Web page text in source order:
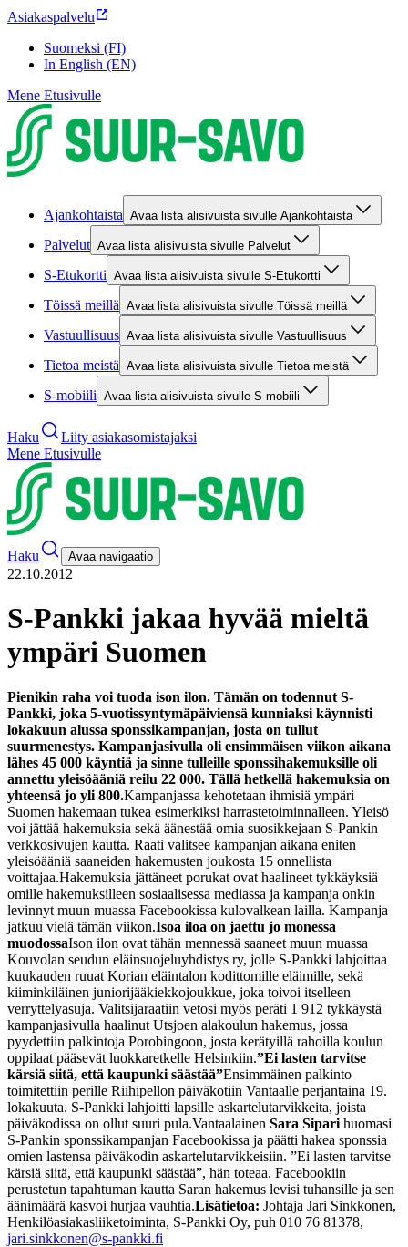
Asiakaspalvelu
Suomeksi (FI)
In English (EN)
Mene Etusivulle
Ajankohtaista Avaa lista alisivuista sivulle Ajankohtaista
Palvelut Avaa lista alisivuista sivulle Palvelut
S-Etukortti Avaa lista alisivuista sivulle S-Etukortti
Töissä meillä Avaa lista alisivuista sivulle Töissä meillä
Vastuullisuus Avaa lista alisivuista sivulle Vastuullisuus
Tietoa meistä Avaa lista alisivuista sivulle Tietoa meistä
S-mobiili Avaa lista alisivuista sivulle S-mobiili
Haku
Liity asiakasomistajaksi
Mene Etusivulle
Haku Avaa navigaatio
22.10.2012
S-Pankki jakaa hyvää mieltä
ympäri Suomen
Pienikin raha voi tuoda ison ilon. Tämän on todennut S-
Pankki, joka 5-vuotissyntymäpäiviensä kunniaksi käynnisti
lokakuun alussa sponssikampanjan, josta on tullut
suurmenestys. Kampanjasivulla oli ensimmäisen viikon aikana
lähes 45 000 käyntiä ja sinne tulleille sponssihakemuksille oli
annettu yleisöääniä reilu 22 000. Tällä hetkellä hakemuksia on
yhteensä jo yli 800.Kampanjassa kehotetaan ihmisiä ympäri
Suomen hakemaan tukea esimerkiksi harrastetoiminnalleen. Yleisö
voi jättää hakemuksia sekä äänestää omia suosikkejaan S-Pankin
verkkosivujen kautta. Raati valitsee kampanjan aikana eniten
yleisöääniä saaneiden hakemusten joukosta 15 onnellista
voittajaa.Hakemuksia jättäneet porukat ovat haalineet tykkäyksiä
omille hakemuksilleen sosiaalisessa mediassa ja kampanja onkin
levinnyt muun muassa Facebookissa kulovalkean lailla. Kampanja
jatkuu vielä tämän viikon.Isoa iloa on jaettu jo monessa
muodossaIson ilon ovat tähän mennessä saaneet muun muassa
Kouvolan seudun eläinsuojeluyhdistys ry, jolle S-Pankki lahjoittaa
kuukauden ruuat Korian eläintalon kodittomille eläimille, sekä
kiiminkiläinen juniorijääkiekkojoukkue, joka toivoi itselleen
verryttelyasuja. Valitsijaraatiin vetosi myös peräti 1 912 tykkäystä
kampanjasivulla haalinut Utsjoen alakoulun hakemus, jossa
pyydettiin palkintoja Porobingoon, josta kerätyillä rahoilla koulun
oppilaat pääsevät luokkaretkelle Helsinkiin.”Ei lasten tarvitse
kärsiä siitä, että kaupunki säästää”Ensimmäinen palkinto
toimitettiin perille Riihipellon päiväkotiin Vantaalle perjantaina 19.
lokakuuta. S-Pankki lahjoitti lapsille askartelutarvikkeita, joista
päiväkodissa on ollut suuri pula.Vantaalainen Sara Sipari huomasi
S-Pankin sponssikampanjan Facebookissa ja päätti hakea sponssia
omien lastensa päiväkodin askartelutarvikkeisiin. ”Ei lasten tarvitse
kärsiä siitä, että kaupunki säästää”, hän toteaa. Facebookiin
perustetun tapahtuman kautta Saran hakemus levisi tuhansille ja sen
äänimäärä kasvoi hurjaa vauhtia.Lisätietoa: Johtaja Jari Sinkkonen,
Henkilöasiakasliiketoiminta, S-Pankki Oy, puh 010 76 81378,
jari.sinkkonen@s-pankki.fi